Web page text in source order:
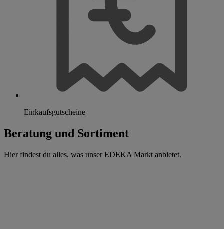
Einkaufsgutscheine
Beratung und Sortiment
Hier findest du alles, was unser EDEKA Markt anbietet.